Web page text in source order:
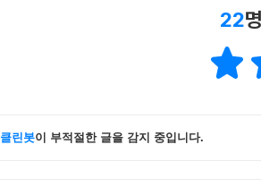
22
클린봇이 부적절한 글을 감지 중입니다.